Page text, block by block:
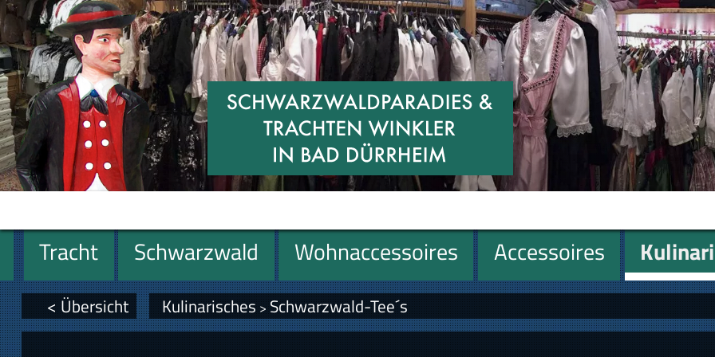
Tracht Schwarzwald Wohnaccessoires Accessoires
Miniaturen
Geschenke
< Übersicht Kulinarisches > Schwarzwald-Tee´s